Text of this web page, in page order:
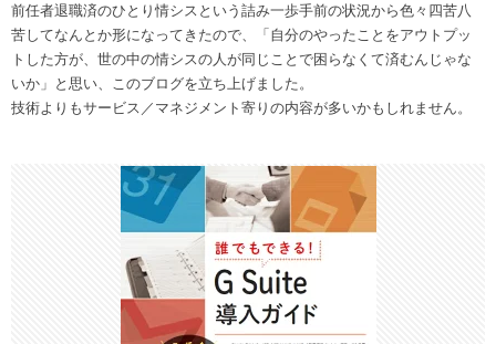
前任者退職済のひとり情シスという詰み一歩手前の状況から色々四苦八
苦してなんとか形になってきたので、「自分のやったことをアウトプッ
トした方が、世の中の情シスの人が同じことで困らなくて済むんじゃな
いか」と思い、このブログを立ち上げました。
技術よりもサービス／マネジメント寄りの内容が多いかもしれません。